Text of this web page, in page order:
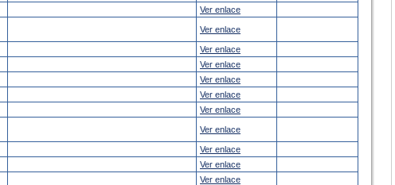
Ver enlace
Ver enlace
Ver enlace
Ver enlace
Ver enlace
Ver enlace
Ver enlace
Ver enlace
Ver enlace
Ver enlace
Ver enlace